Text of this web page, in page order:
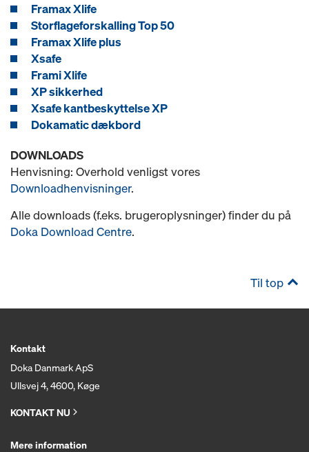
Framax Xlife
Storflageforskalling Top 50
Framax Xlife plus
Xsafe
Frami Xlife
XP sikkerhed
Xsafe kantbeskyttelse XP
Dokamatic dækbord
DOWNLOADS
Henvisning: Overhold venligst vores
Downloadhenvisninger.
Alle downloads (f.eks. brugeroplysninger) finder du på
Doka Download Centre.
Til top
Kontakt
Doka Danmark ApS
Ullsvej 4, 4600, Køge
KONTAKT NU
Mere information